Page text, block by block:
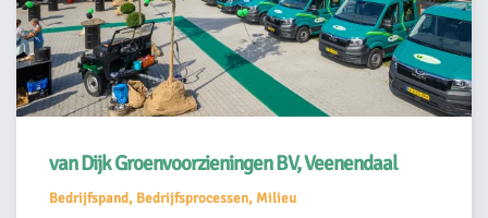
van Dijk Groenvoorzieningen BV, Veenendaal
Bedrijfspand, Bedrijfsprocessen, Milieu